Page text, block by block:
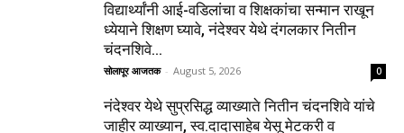
विद्यार्थ्यांनी आई-वडिलांचा व शिक्षकांचा सन्मान राखून
ध्येयाने शिक्षण घ्यावे, नंदेश्वर येथे दंगलकार नितीन
चंदनशिवे...
सोलापूर आजतक - August 5, 2026 0
नंदेश्वर येथे सुप्रसिद्ध व्याख्याते नितीन चंदनशिवे यांचे
जाहीर व्याख्यान, स्व.दादासाहेब येसू मेटकरी व